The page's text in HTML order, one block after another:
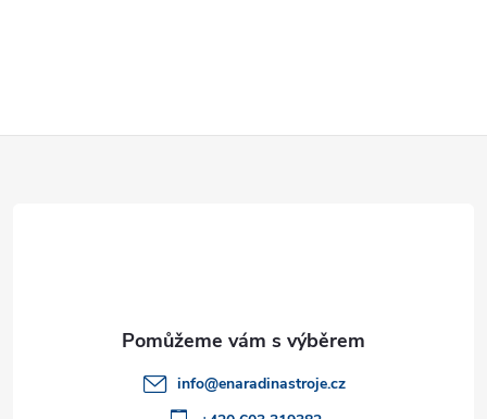
k
info@enaradinastroje.cz